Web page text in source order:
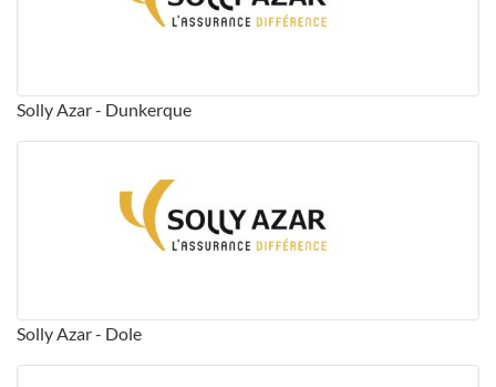
Solly Azar - Dunkerque
Solly Azar - Dole